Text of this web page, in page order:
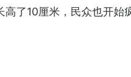
了10厘米，民众也开始